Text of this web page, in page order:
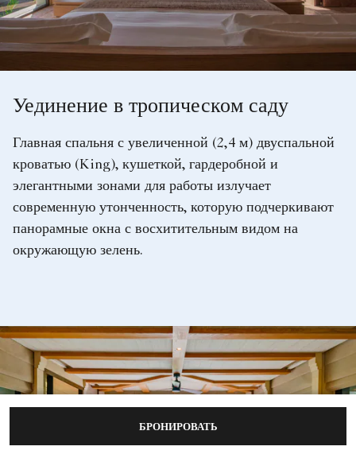
БРОНИРОВАТЬ
Уединение в тропическом саду
Главная спальня с увеличенной (2,4 м) двуспальной
кроватью (King), кушеткой, гардеробной и
элегантными зонами для работы излучает
современную утонченность, которую подчеркивают
панорамные окна с восхитительным видом на
окружающую зелень.